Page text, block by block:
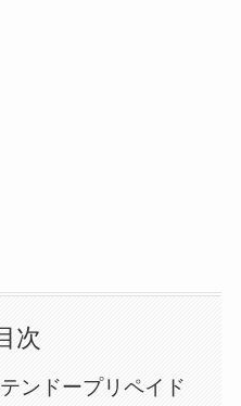
次
ンドープリペイド